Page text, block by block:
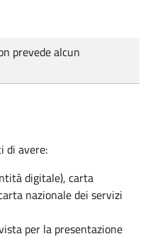
prevede alcun
di avere:
digitale), carta
nazionale dei servizi
per la presentazione